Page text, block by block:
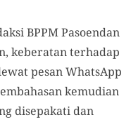
BPPM Pasoendan
keberatan terhadap
pesan WhatsApp
kemudian
disepakati dan